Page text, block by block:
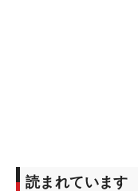
読まれています